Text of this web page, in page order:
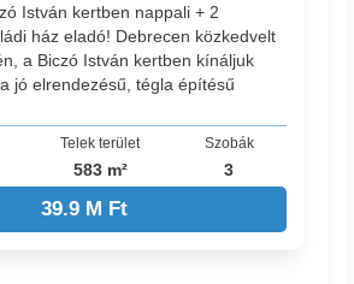
István kertben nappali + 2
ház eladó! Debrecen közkedvelt
a Biczó István kertben kínáljuk
jó elrendezésű, tégla építésű
Telek terület
583 m²
Szobák
3
39.9 M Ft